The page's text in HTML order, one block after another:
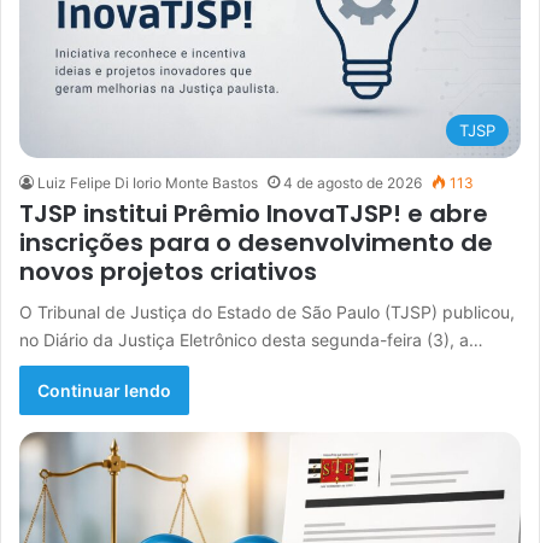
TJSP
Luiz Felipe Di Iorio Monte Bastos 4 de agosto de 2026 113
TJSP institui Prêmio InovaTJSP! e abre
inscrições para o desenvolvimento de
novos projetos criativos
O Tribunal de Justiça do Estado de São Paulo (TJSP) publicou,
no Diário da Justiça Eletrônico desta segunda-feira (3), a…
Continuar lendo